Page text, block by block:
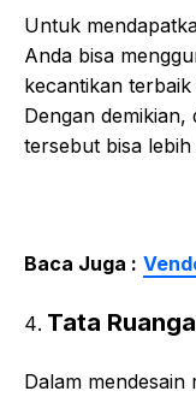
Untuk
Anda bisa
kecantikan
Dengan
tersebut bisa lebih
Baca Juga :
Tata
Dalam